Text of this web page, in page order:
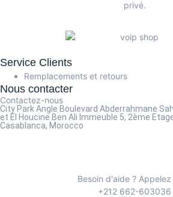
privé.
Service Clients
Remplacements et retours
Nous contacter
Contactez-nous
City Park Angle Boulevard Abderrahmane
et El Houcine Ben Ali Immeuble 5, 2ème
Casablanca, Morocco
Besoin d'aide ? Appelez
+212 662-603036